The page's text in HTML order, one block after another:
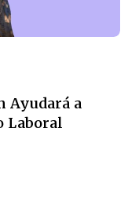
Ayudará a
Laboral